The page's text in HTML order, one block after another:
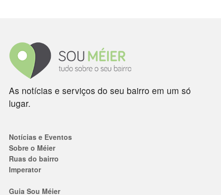
As notícias e serviços do seu bairro em um só
lugar.
Notícias e Eventos
Sobre o Méier
Ruas do bairro
Imperator
Guia Sou Méier